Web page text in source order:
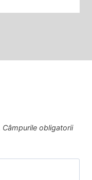
Câmpurile obligatorii